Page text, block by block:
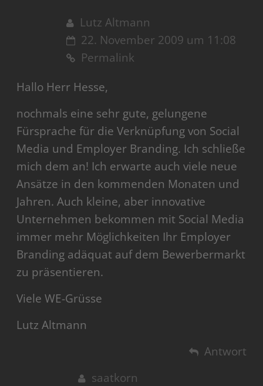
Lutz Altmann
22. November 2009 um 11:08
Permalink
Hallo Herr Hesse,
nochmals eine sehr gute, gelungene
Fürsprache für die Verknüpfung von Social
Media und Employer Branding. Ich schließe
mich dem an! Ich erwarte auch viele neue
Ansätze in den kommenden Monaten und
Jahren. Auch kleine, aber innovative
Unternehmen bekommen mit Social Media
immer mehr Möglichkeiten Ihr Employer
Branding adäquat auf dem Bewerbermarkt
zu präsentieren.
Viele WE-Grüsse
Lutz Altmann
Antwort
saatkorn